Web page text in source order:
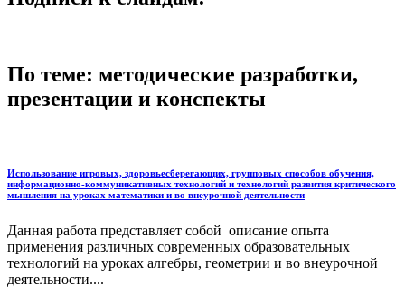
По теме: методические разработки,
презентации и конспекты
Использование игровых, здоровьесберегающих, групповых способов обучения,
информационно-коммуникативных технологий и технологий развития критического
мышления на уроках математики и во внеурочной деятельности
Данная работа представляет собой описание опыта
применения различных современных образовательных
технологий на уроках алгебры, геометрии и во внеурочной
деятельности....